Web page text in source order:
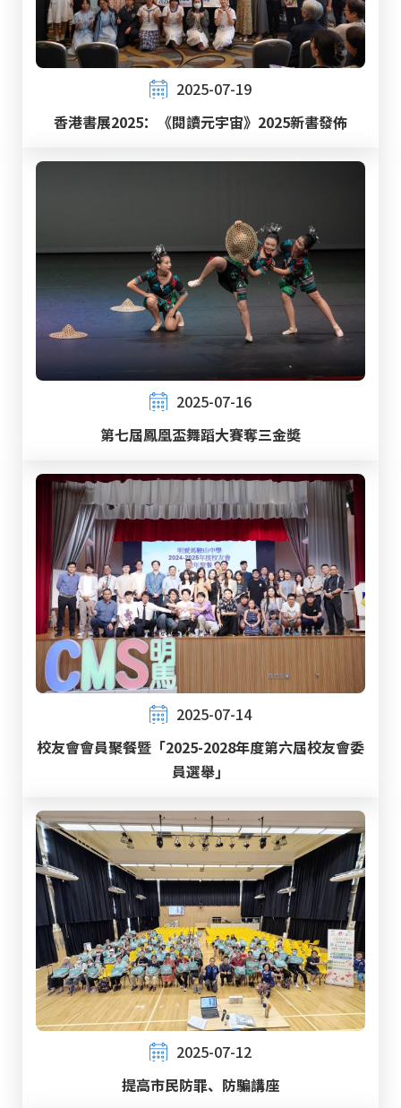
2025-07-19
香港書展2025：《閱讀元宇宙》2025新書發佈
2025-07-16
第七屆鳳凰盃舞蹈大賽奪三金奬
2025-07-14
校友會會員聚餐暨「2025-2028年度第六屆校友會委
員選舉」
2025-07-12
提高市民防罪、防騙講座